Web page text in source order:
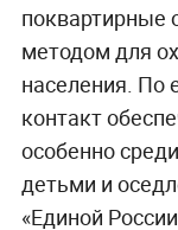
поквартирные
методом для
населения. По
контакт
особенно
детьми и
«Единой